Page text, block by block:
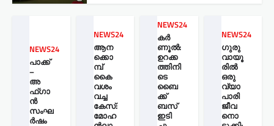
NEWS24
പാക്ക്
–
അ
ഫ്ഗാ
ൻ
സംഘ
ർഷം
NEWS24
ആന
ക്കൊ
മ്പ്
കൈ
വശം
വച്ച
കേസ്:
മോഹ
NEWS24
കർ
ണൂൽ:
ഉറക്ക
ത്തിനി
ടെ
ബൈ
ക്ക്
ബസ്
ഇടി
NEWS24
ഗുരു
വായൂ
രില്‍
ഒരു
വ്യാ
പാരി
ജീവ
നൊ